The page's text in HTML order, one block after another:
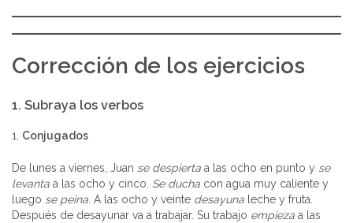
Corrección de los ejercicios
1. Subraya los verbos
1. Conjugados
De lunes a viernes, Juan se despierta a las ocho en punto y se
levanta a las ocho y cinco. Se ducha con agua muy caliente y
luego se peina . A las ocho y veinte desayuna leche y fruta.
Después de desayunar va a trabajar. Su trabajo empieza a las